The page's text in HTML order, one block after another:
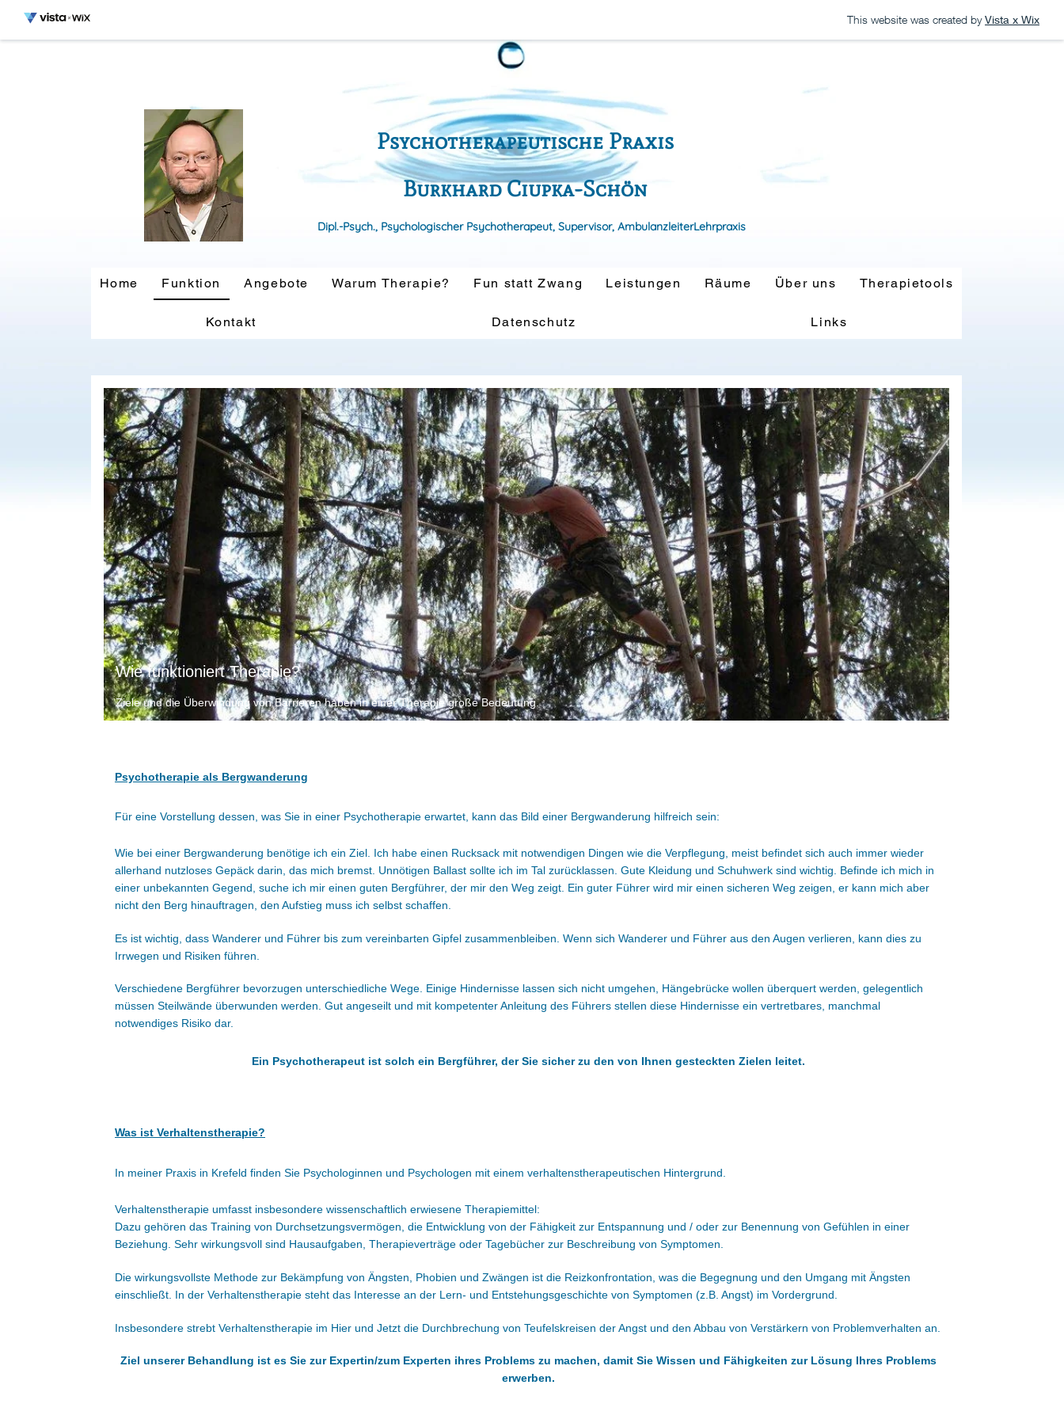
This website was created by Vista x Wix
Dipl.-Psych., Psychologischer Psychotherapeut, Supervisor, AmbulanzleiterLehrpraxis
Psychotherapeutische Praxis
Burkhard Ciupka-Schön
Home Funktion Angebote Warum Therapie? Fun statt Zwang Leistungen Räume Über uns Therapietools
Kontakt Datenschutz Links
Wie funktioniert Therapie?
Ziele und die Überwindung von Barrieren haben in einer Therapie große Bedeutung.
Psychotherapie als Bergwanderung
Für eine Vorstellung dessen, was Sie in einer Psychotherapie erwartet, kann das Bild einer Bergwanderung hilfreich sein:
Wie bei einer Bergwanderung benötige ich ein Ziel. Ich habe einen Rucksack mit notwendigen Dingen wie die Verpflegung, meist befindet sich auch immer wieder
allerhand nutzloses Gepäck darin, das mich bremst. Unnötigen Ballast sollte ich im Tal zurücklassen. Gute Kleidung und Schuhwerk sind wichtig. Befinde ich mich in
einer unbekannten Gegend, suche ich mir einen guten Bergführer, der mir den Weg zeigt. Ein guter Führer wird mir einen sicheren Weg zeigen, er kann mich aber
nicht den Berg hinauftragen, den Aufstieg muss ich selbst schaffen.
Es ist wichtig, dass Wanderer und Führer bis zum vereinbarten Gipfel zusammenbleiben. Wenn sich Wanderer und Führer aus den Augen verlieren, kann dies zu
Irrwegen und Risiken führen.
Verschiedene Bergführer bevorzugen unterschiedliche Wege. Einige Hindernisse lassen sich nicht umgehen, Hängebrücke wollen überquert werden, gelegentlich
müssen Steilwände überwunden werden. Gut angeseilt und mit kompetenter Anleitung des Führers stellen diese Hindernisse ein vertretbares, manchmal
notwendiges Risiko dar.
Ein Psychotherapeut ist solch ein Bergführer, der Sie sicher zu den von Ihnen gesteckten Zielen leitet.
Was ist Verhaltenstherapie?
In meiner Praxis in Krefeld finden Sie Psychologinnen und Psychologen mit einem verhaltenstherapeutischen Hintergrund.
Verhaltenstherapie umfasst insbesondere wissenschaftlich erwiesene Therapiemittel:
Dazu gehören das Training von Durchsetzungsvermögen, die Entwicklung von der Fähigkeit zur Entspannung und / oder zur Benennung von Gefühlen in einer
Beziehung. Sehr wirkungsvoll sind Hausaufgaben, Therapieverträge oder Tagebücher zur Beschreibung von Symptomen.
Die wirkungsvollste Methode zur Bekämpfung von Ängsten, Phobien und Zwängen ist die Reizkonfrontation, was die Begegnung und den Umgang mit Ängsten
einschließt. In der Verhaltenstherapie steht das Interesse an der Lern- und Entstehungsgeschichte von Symptomen (z.B. Angst) im Vordergrund.
Insbesondere strebt Verhaltenstherapie im Hier und Jetzt die Durchbrechung von Teufelskreisen der Angst und den Abbau von Verstärkern von Problemverhalten an.
Ziel unserer Behandlung ist es Sie zur Expertin/zum Experten ihres Problems zu machen, damit Sie Wissen und Fähigkeiten zur Lösung Ihres Problems
erwerben.